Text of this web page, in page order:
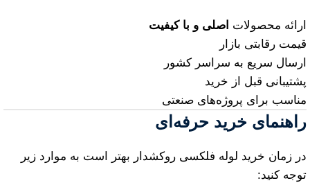
ارائه محصولات اصلی و با کیفیت
قیمت رقابتی بازار
ارسال سریع به سراسر کشور
پشتیبانی قبل از خرید
مناسب برای پروژه‌های صنعتی
راهنمای خرید حرفه‌ای
در زمان خرید لوله فلکسی روکشدار بهتر است به موارد زیر
توجه کنید: